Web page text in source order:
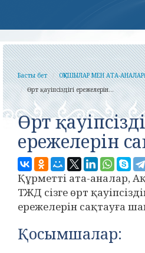
Басты бет
ОҚУШЫЛАР МЕН АТА-
Өрт қауіпсіздігі ережелерін...
Өрт
ережелерін
Құрметті ата-аналар,
ТЖД сізге өрт
ережелерін сақтауға
Қосымшалар: